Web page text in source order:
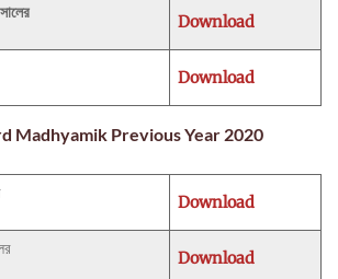
Download
Download
Madhyamik Previous Year 2020
Download
Download